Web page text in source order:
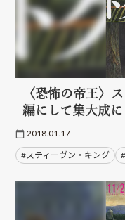
〈恐怖の帝王〉
編にして集大成に
2018.01.17
#スティーヴン・キング